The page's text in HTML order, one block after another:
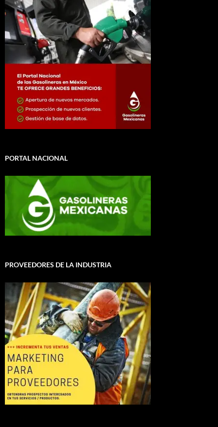
PORTAL NACIONAL
PROVEEDORES DE LA INDUSTRIA